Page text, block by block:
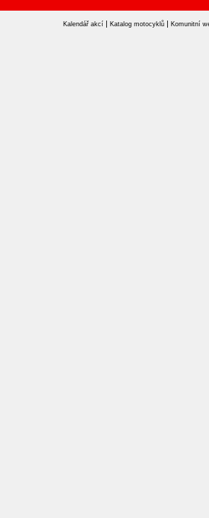
Kalendář akcí |Katalog motocyklů |Komunitní